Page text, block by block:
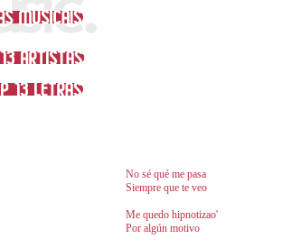
No sé qué me pasa
Siempre que te veo
Me quedo hipnotizao'
Por algún motivo